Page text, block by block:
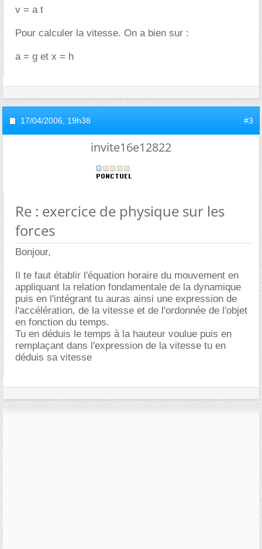
v = a t
Pour calculer la vitesse. On a bien sur :
a = g et x = h
17/04/2006, 19h38 #3
invite16e12822
Re : exercice de physique sur les
forces
Bonjour,
Il te faut établir l'équation horaire du mouvement en
appliquant la relation fondamentale de la dynamique
puis en l'intégrant tu auras ainsi une expression de
l'accélération, de la vitesse et de l'ordonnée de l'objet
en fonction du temps.
Tu en déduis le temps à la hauteur voulue puis en
remplaçant dans l'expression de la vitesse tu en
déduis sa vitesse